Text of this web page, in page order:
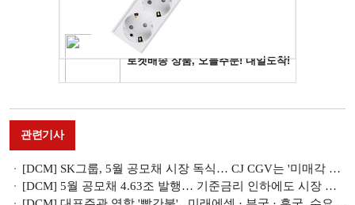
관련기사
[DCM] SK그룹, 5월 공모채 시장 독식… CJ CGV는 '미매각 충격' [5월 회사채 리뷰(II)]
[DCM] 5월 공모채 4.63조 발행… 기준금리 인하에도 시장 위축 [5월 회사채 리뷰(I)]